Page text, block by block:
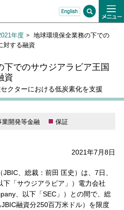
年度
地球環境保全業務の下での
対する融資
下でのサウジアラビア王国
資
クターにおける低炭素化を支援
業開発等金融 保証
2021年7月8日
、総裁：前田 匡史）は、7日、
下「サウジアラビア」）電力会社
、以下「SEC」）との間で、総
融資分250百万米ドル）を限度